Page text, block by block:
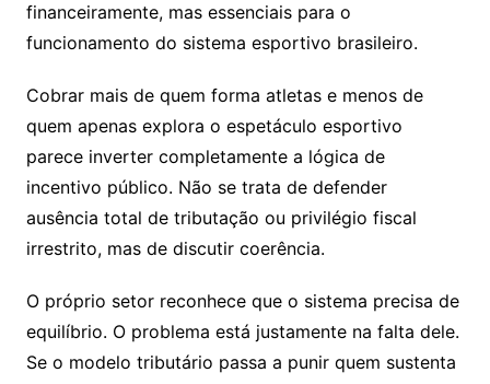
financeiramente, mas essenciais para o
funcionamento do sistema esportivo brasileiro.
Cobrar mais de quem forma atletas e menos de
quem apenas explora o espetáculo esportivo
parece inverter completamente a lógica de
incentivo público. Não se trata de defender
ausência total de tributação ou privilégio fiscal
irrestrito, mas de discutir coerência.
O próprio setor reconhece que o sistema precisa de
equilíbrio. O problema está justamente na falta dele.
Se o modelo tributário passa a punir quem sustenta